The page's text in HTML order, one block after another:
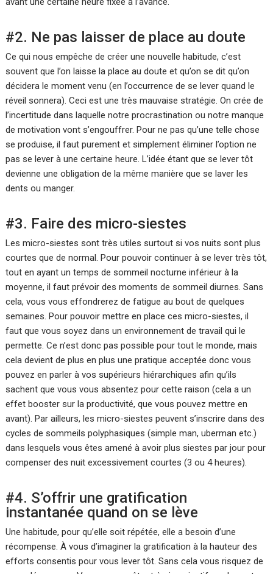
#2. Ne pas laisser de place au doute
Ce qui nous empêche de créer une nouvelle habitude, c’est
souvent que l’on laisse la place au doute et qu’on se dit qu’on
décidera le moment venu (en l’occurrence de se lever quand le
réveil sonnera). Ceci est une très mauvaise stratégie. On crée de
l’incertitude dans laquelle notre procrastination ou notre manque
de motivation vont s’engouffrer. Pour ne pas qu’une telle chose
se produise, il faut purement et simplement éliminer l’option ne
pas se lever à une certaine heure. L’idée étant que se lever tôt
devienne une obligation de la même manière que se laver les
dents ou manger.
#3. Faire des micro-siestes
Les micro-siestes sont très utiles surtout si vos nuits sont plus
courtes que de normal. Pour pouvoir continuer à se lever très tôt,
tout en ayant un temps de sommeil nocturne inférieur à la
moyenne, il faut prévoir des moments de sommeil diurnes. Sans
cela, vous vous effondrerez de fatigue au bout de quelques
semaines. Pour pouvoir mettre en place ces micro-siestes, il
faut que vous soyez dans un environnement de travail qui le
permette. Ce n’est donc pas possible pour tout le monde, mais
cela devient de plus en plus une pratique acceptée donc vous
pouvez en parler à vos supérieurs hiérarchiques afin qu’ils
sachent que vous vous absentez pour cette raison (cela a un
effet booster sur la productivité, que vous pouvez mettre en
avant). Par ailleurs, les micro-siestes peuvent s’inscrire dans des
cycles de sommeils polyphasiques (simple man, uberman etc.)
dans lesquels vous êtes amené à avoir plus siestes par jour pour
compenser des nuit excessivement courtes (3 ou 4 heures).
#4. S’offrir une gratification
instantanée quand on se lève
Une habitude, pour qu’elle soit répétée, elle a besoin d’une
récompense. À vous d’imaginer la gratification à la hauteur des
efforts consentis pour vous lever tôt. Sans cela vous risquez de